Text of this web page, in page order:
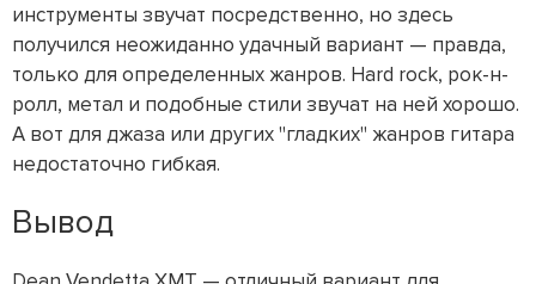
инструменты звучат посредственно, но здесь
получился неожиданно удачный вариант — правда,
только для определенных жанров. Hard rock, рок-н-
ролл, метал и подобные стили звучат на ней хорошо.
А вот для джаза или других "гладких" жанров гитара
недостаточно гибкая.
Вывод